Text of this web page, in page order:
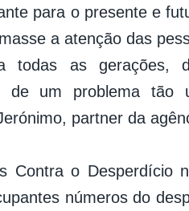
para o presente e
a atenção das
todas as gerações,
de um problema tão
partner da
Contra o Desperdício
números do